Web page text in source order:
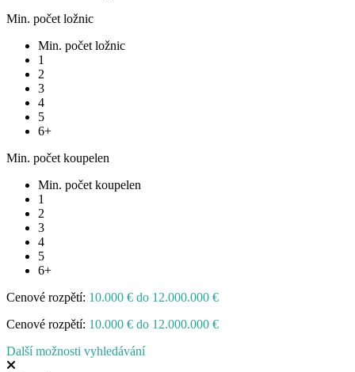
Min. počet ložnic
Min. počet ložnic
1
2
3
4
5
6+
Min. počet koupelen
Min. počet koupelen
1
2
3
4
5
6+
Cenové rozpětí: 10.000 € do 12.000.000 €
Cenové rozpětí: 10.000 € do 12.000.000 €
Další možnosti vyhledávání